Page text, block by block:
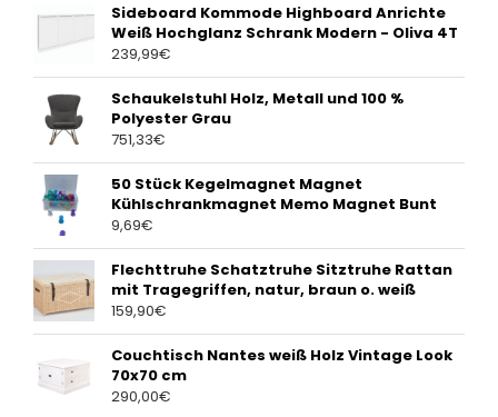
Sideboard Kommode Highboard Anrichte
Weiß Hochglanz Schrank Modern - Oliva 4T
239,99€
Schaukelstuhl Holz, Metall und 100 %
Polyester Grau
751,33€
50 Stück Kegelmagnet Magnet
Kühlschrankmagnet Memo Magnet Bunt
9,69€
Flechttruhe Schatztruhe Sitztruhe Rattan
mit Tragegriffen, natur, braun o. weiß
159,90€
Couchtisch Nantes weiß Holz Vintage Look
70x70 cm
290,00€